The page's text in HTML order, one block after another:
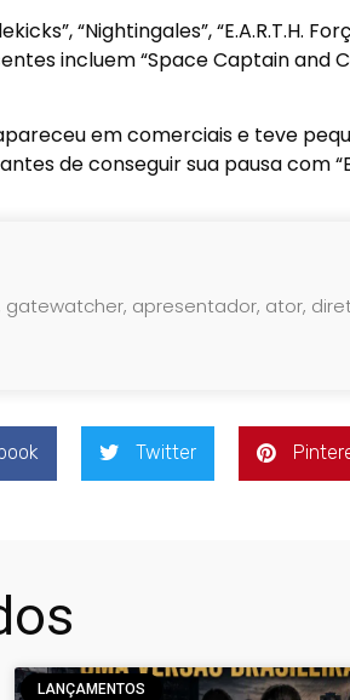
“Nightingales”, “E.A.R.T.H.
incluem “Space Captain and
em comerciais e teve
de conseguir sua pausa com
apresentador, ator,
Twitter
LANÇAMENTOS